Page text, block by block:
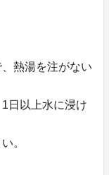
熱湯を注がない
日以上水に浸け
。